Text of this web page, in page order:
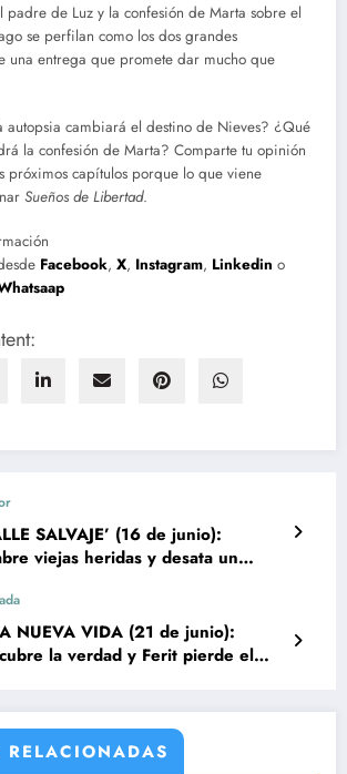
padre de Luz y la confesión de Marta sobre el
se perfilan como los dos grandes
una entrega que promete dar mucho que
autopsia cambiará el destino de Nieves? ¿Qué
la confesión de Marta? Comparte tu opinión
próximos capítulos porque lo que viene
Sueños de Libertad.
Facebook, X, Instagram, Linkedin o
SALVAJE’ (16 de junio):
viejas heridas y desata un
NUEVA VIDA (21 de junio):
la verdad y Ferit pierde el
RELACIONADAS